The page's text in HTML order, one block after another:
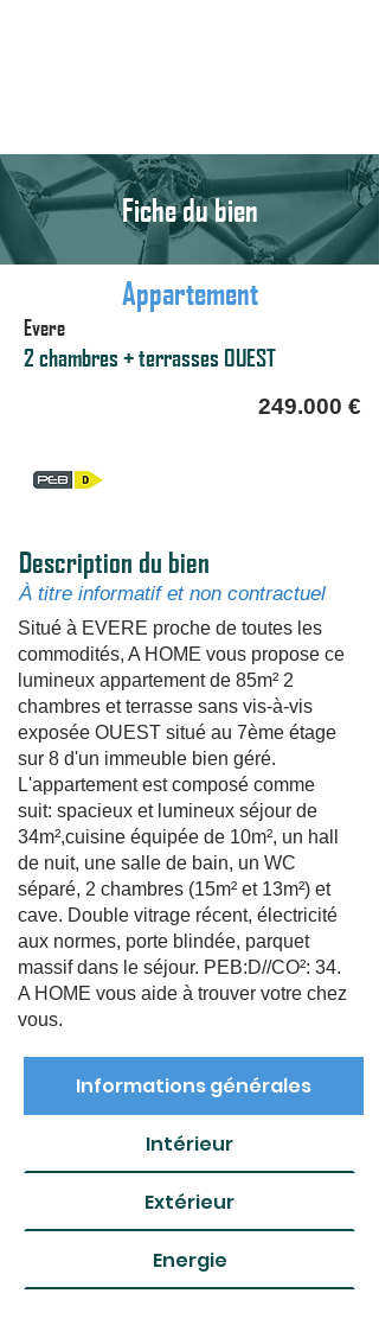
Fiche du bien
Appartement
Evere
2 chambres + terrasses OUEST
249.000 €
Description du bien
À titre informatif et non contractuel
Situé à EVERE proche de toutes les
commodités, A HOME vous propose ce
lumineux appartement de 85m² 2
chambres et terrasse sans vis-à-vis
exposée OUEST situé au 7ème étage
sur 8 d'un immeuble bien géré.
L'appartement est composé comme
suit: spacieux et lumineux séjour de
34m²,cuisine équipée de 10m², un hall
de nuit, une salle de bain, un WC
séparé, 2 chambres (15m² et 13m²) et
cave. Double vitrage récent, électricité
aux normes, porte blindée, parquet
massif dans le séjour. PEB:D//CO²: 34.
A HOME vous aide à trouver votre chez
vous.
Informations générales
Intérieur
Extérieur
Energie